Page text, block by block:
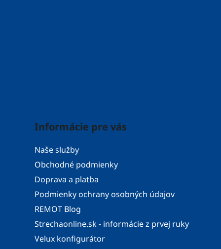
Informácie pre vás
Naše služby
Obchodné podmienky
Doprava a platba
Podmienky ochrany osobných údajov
REMOT Blog
Strechaonline.sk - informácie z prvej ruky
Velux konfigurátor